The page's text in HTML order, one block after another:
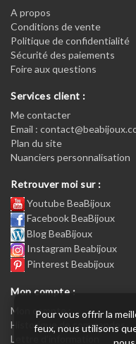
A propos
Conditions de vente
Politique de confidentialité
Sécurité des paiements
Foire aux questions
Services client :
Me contacter
Email :
Plan du site
Nuanciers personnalisation
Retrouver moi sur :
Youtube BeaBijoux
Facebook BeaBijoux
Blog BeaBijoux
Instagram Beabijoux
Pinterest Beabijoux
Mon compte :
Mon compte :
Historique de commandes
Lettre d’information
Pour vous offrir la
feux, nous utilisons